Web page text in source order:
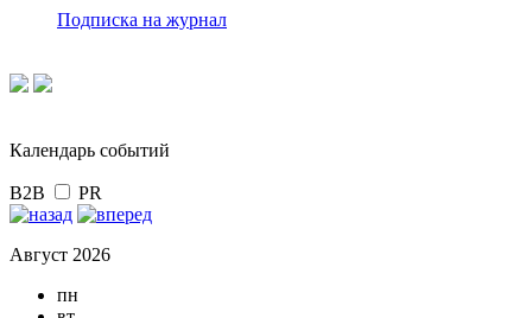
Подписка на журнал
Календарь событий
B2B PR
Август 2026
пн